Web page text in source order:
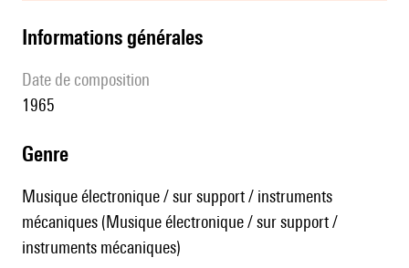
informations générales
date de composition
1965
genre
Musique électronique / sur support / instruments
mécaniques (Musique électronique / sur support /
instruments mécaniques)